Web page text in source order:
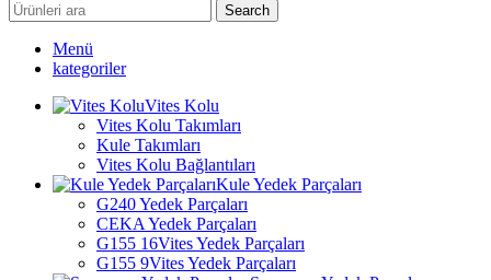
Search
Menü
kategoriler
Vites Kolu
Vites Kolu Takımları
Kule Takımları
Vites Kolu Bağlantıları
Kule Yedek Parçaları
G240 Yedek Parçaları
CEKA Yedek Parçaları
G155 16Vites Yedek Parçaları
G155 9Vites Yedek Parçaları